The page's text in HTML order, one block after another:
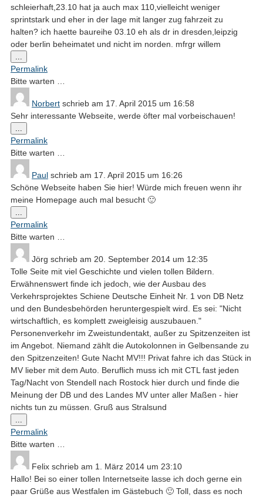
schleierhaft,23.10 hat ja auch max 110,vielleicht weniger
sprintstark und eher in der lage mit langer zug fahrzeit zu
halten? ich haette baureihe 03.10 eh als dr in dresden,leipzig
oder berlin beheimatet und nicht im norden. mfrgr willem
...
Metabox
ein-/ausblenden.
Permalink
Bitte warten …
Norbert schrieb am 17. April 2015 um 16:58
Sehr interessante Webseite, werde öfter mal vorbeischauen!
...
Metabox
ein-/ausblenden.
Permalink
Bitte warten …
Paul schrieb am 17. April 2015 um 16:26
Schöne Webseite haben Sie hier! Würde mich freuen wenn ihr
meine Homepage auch mal besucht 🙂
...
Metabox
ein-/ausblenden.
Permalink
Bitte warten …
Jörg schrieb am 20. September 2014 um 12:35
Tolle Seite mit viel Geschichte und vielen tollen Bildern.
Erwähnenswert finde ich jedoch, wie der Ausbau des
Verkehrsprojektes Schiene Deutsche Einheit Nr. 1 von DB Netz
und den Bundesbehörden heruntergespielt wird. Es sei: "Nicht
wirtschaftlich, es komplett zweigleisig auszubauen."
Personenverkehr im Zweistundentakt, außer zu Spitzenzeiten ist
im Angebot. Niemand zählt die Autokolonnen in Gelbensande zu
den Spitzenzeiten! Gute Nacht MV!!! Privat fahre ich das Stück in
MV lieber mit dem Auto. Beruflich muss ich mit CTL fast jeden
Tag/Nacht von Stendell nach Rostock hier durch und finde die
Meinung der DB und des Landes MV unter aller Maßen - hier
nichts tun zu müssen. Gruß aus Stralsund
...
Metabox
ein-/ausblenden.
Permalink
Bitte warten …
Felix schrieb am 1. März 2014 um 23:10
Hallo! Bei so einer tollen Internetseite lasse ich doch gerne ein
paar Grüße aus Westfalen im Gästebuch 🙂 Toll, dass es noch